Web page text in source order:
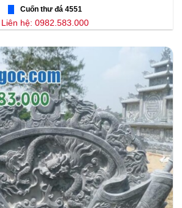
Cuốn thư đá 4551
Liên hệ: 0982.583.000